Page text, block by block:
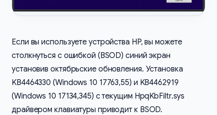
Если вы используете устройства HP, вы можете
столкнуться с ошибкой (BSOD) синий экран
установив октябрьские обновления. Установка
KB4464330 (Windows 10 17763,55) и KB4462919
(Windows 10 17134,345) с текущим HpqKbFiltr.sys
драйвером клавиатуры приводит к BSOD.